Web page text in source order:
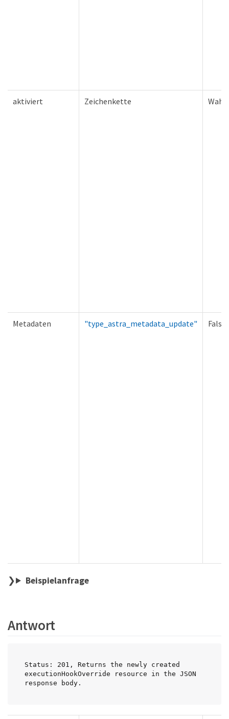
aktiviert Zeichenkette Wahr
Metadaten "type_astra_metadata_update"
Beispielanfrage
Antwort
Status: 201, Returns the newly created
executionHookOverride resource in the JSON
response body.